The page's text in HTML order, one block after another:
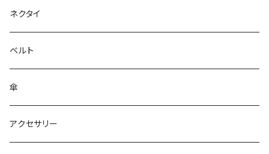
ネクタイ
ベルト
傘
アクセサリー